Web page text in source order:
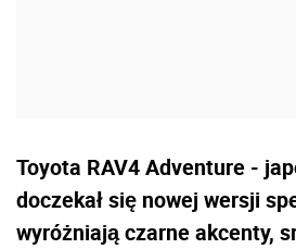
Toyota RAV4 Adventure -
doczekał się nowej wersji
wyróżniają czarne akcenty,